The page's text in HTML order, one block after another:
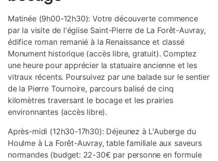
Matinée (9h00-12h30): Votre découverte commence
par la visite de l'église Saint-Pierre de La Forêt-Auvray,
édifice roman remanié à la Renaissance et classé
Monument historique (accès libre, gratuit). Comptez
une heure pour apprécier la statuaire ancienne et les
vitraux récents. Poursuivez par une balade sur le sentier
de la Pierre Tournoire, parcours balisé de cinq
kilomètres traversant le bocage et les prairies
environnantes (accès libre).
Après-midi (12h30-17h30): Déjeunez à L'Auberge du
Houlme à La Forêt-Auvray, table familiale aux saveurs
normandes (budget: 22-30€ par personne en formule